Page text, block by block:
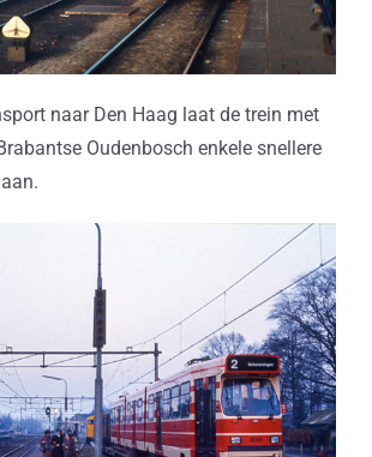
naar Den Haag laat de trein met
Oudenbosch enkele snellere